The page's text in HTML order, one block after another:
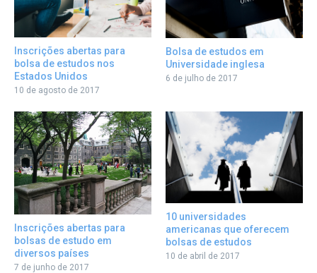
Inscrições abertas para
bolsa de estudos nos
Estados Unidos
10 de agosto de 2017
Bolsa de estudos em
Universidade inglesa
6 de julho de 2017
Inscrições abertas para
bolsas de estudo em
diversos países
7 de junho de 2017
10 universidades
americanas que oferecem
bolsas de estudos
10 de abril de 2017